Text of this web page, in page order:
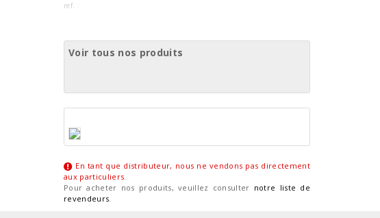
ref. :
Voir tous nos produits
En tant que distributeur, nous ne vendons pas directement
aux particuliers.
Pour acheter nos produits, veuillez consulter notre liste de
revendeurs.